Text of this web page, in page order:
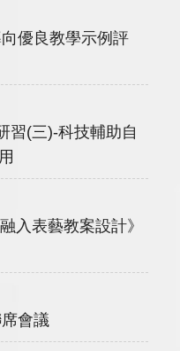
優良教學示例評
習(三)-科技輔助自
入表藝教案設計》
會議